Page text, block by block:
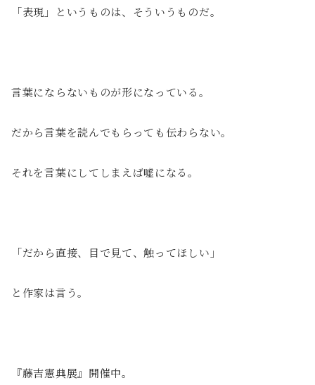
「表現」というものは、そういうものだ。
言葉にならないものが形になっている。
だから言葉を読んでもらっても伝わらない。
それを言葉にしてしまえば嘘になる。
「だから直接、目で見て、触ってほしい」
と作家は言う。
『藤吉憲典展』開催中。